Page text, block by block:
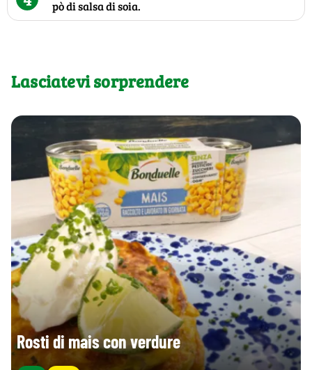
pò di salsa di soia.
Lasciatevi sorprendere
Rosti di mais con verdure